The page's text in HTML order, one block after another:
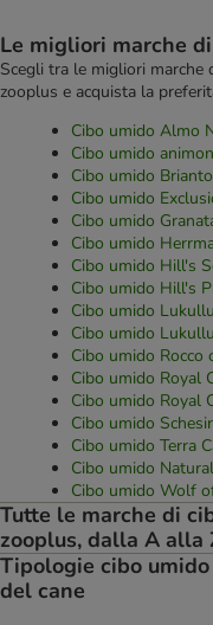
Le migliori marche
Scegli tra le migliori marche
zooplus e acquista la
Cibo umido Almo
Cibo umido
Cibo umido
Cibo umido
Cibo umido
Cibo umido
Cibo umido Hill's
Cibo umido Hill's
Cibo umido
Cibo umido
Cibo umido Rocco
Cibo umido Royal
Cibo umido Royal
Cibo umido
Cibo umido Terra
Cibo umido
Cibo umido Wolf
Tutte le marche di
zooplus, dalla A alla
Tipologie cibo
del cane